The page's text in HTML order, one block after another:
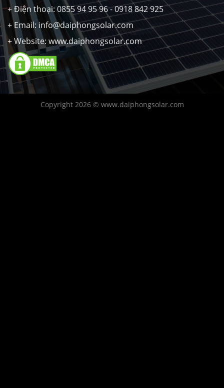
+ Điện thoại: 0855 94 95 96 - 0918 842 925
+ Email: info@daiphongsolar.com
+ Website: www.daiphongsolar.com
Copyright 2026 © www.daiphongsolar.com